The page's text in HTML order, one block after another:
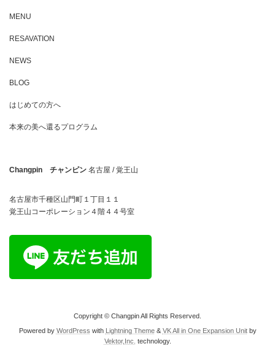
MENU
RESAVATION
NEWS
BLOG
はじめての方へ
本来の美へ還るプログラム
Changpin チャンピン 名古屋 / 覚王山
名古屋市千種区山門町１丁目１１
覚王山コーポレーション４階４４号室
Copyright © Changpin All Rights Reserved.
Powered by WordPress with Lightning Theme&VK All in One Expansion Unitby
Vektor,Inc. technology.